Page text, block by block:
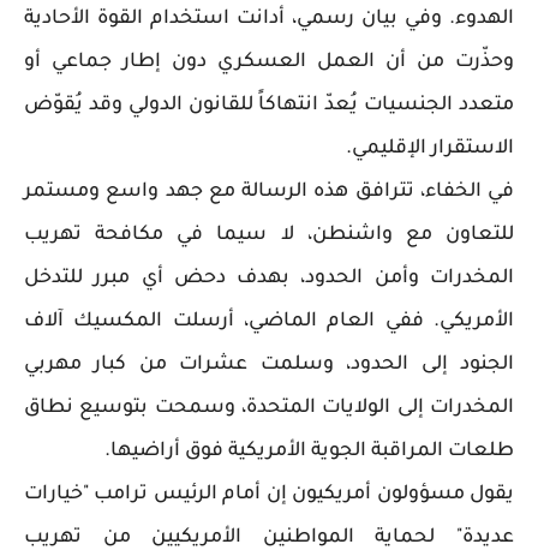
الهدوء. وفي بيان رسمي، أدانت استخدام القوة الأحادية
وحذّرت من أن العمل العسكري دون إطار جماعي أو
متعدد الجنسيات يُعدّ انتهاكاً للقانون الدولي وقد يُقوّض
الاستقرار الإقليمي.
في الخفاء، تترافق هذه الرسالة مع جهد واسع ومستمر
للتعاون مع واشنطن، لا سيما في مكافحة تهريب
المخدرات وأمن الحدود، بهدف دحض أي مبرر للتدخل
الأمريكي. ففي العام الماضي، أرسلت المكسيك آلاف
الجنود إلى الحدود، وسلمت عشرات من كبار مهربي
المخدرات إلى الولايات المتحدة، وسمحت بتوسيع نطاق
طلعات المراقبة الجوية الأمريكية فوق أراضيها.
يقول مسؤولون أمريكيون إن أمام الرئيس ترامب "خيارات
عديدة" لحماية المواطنين الأمريكيين من تهريب